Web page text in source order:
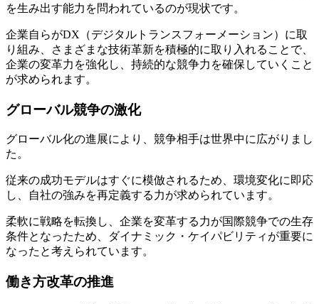
を生み出す能力を問われているのが現状です。
企業自らがDX（デジタルトランスフォーメーション）に取
り組み、さまざまな技術革新を積極的に取り入れることで、
企業の変革力を強化し、持続的な競争力を確保していくこと
が求められます。
グローバル競争の激化
グローバル化の進展により、競争相手は世界中に広がりまし
た。
従来の成功モデルはすぐに模倣されるため、環境変化に即応
し、自社の強みを再定義する力が求められています。
柔軟に戦略を転換し、企業を変革する力が国際競争での生存
条件となったため、ダイナミック・ケイパビリティが重要に
なったと考えられています。
働き方改革の推進